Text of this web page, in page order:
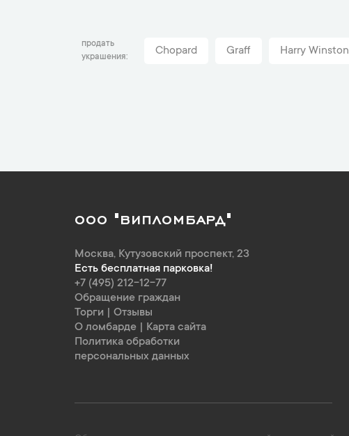
продать
украшения
Chopard Graff Harry Winston
ООО "ВИПЛОМБАРД"
Москва, Кутузовский проспект, 23
Есть бесплатная парковка!
+7 (495) 212-12-77
Обращение граждан
Торги
Отзывы
О ломбарде
Карта сайта
Политика обработки
персональных данных